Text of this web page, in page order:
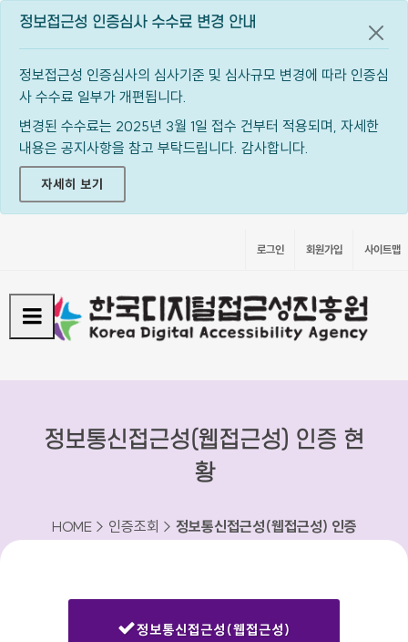
정보접근성 인증심사 수수료 변경 안내
정보접근성 인증심사의 심사기준 및 심사규모 변경에 따라 인증심
사 수수료 일부가 개편됩니다.
변경된 수수료는 2025년 3월 1일 접수 건부터 적용되며, 자세한
내용은 공지사항을 참고 부탁드립니다. 감사합니다.
자세히 보기
공지
로그인 회원가입 사이트맵
정보통신접근성(웹접근성) 인증 현
황
HOME > 인증조회 > 정보통신접근성(웹접근성) 인증
정보통신접근성(웹접근성)